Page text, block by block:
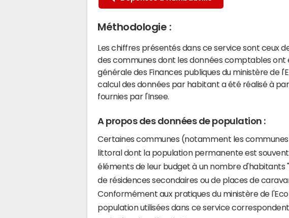
Méthodologie :
Les chiffres présentés dans ce service sont ceux
des communes dont les données comptables
générale des Finances publiques du ministère de
calcul des données par habitant a été réalisé à
fournies par l'Insee.
A propos des données de population :
Certaines communes (notamment les
littoral dont la population permanente est
éléments de leur budget à un nombre d'habitants
de résidences secondaires ou de places de
Conformément aux pratiques du ministère de
population utilisées dans ce service